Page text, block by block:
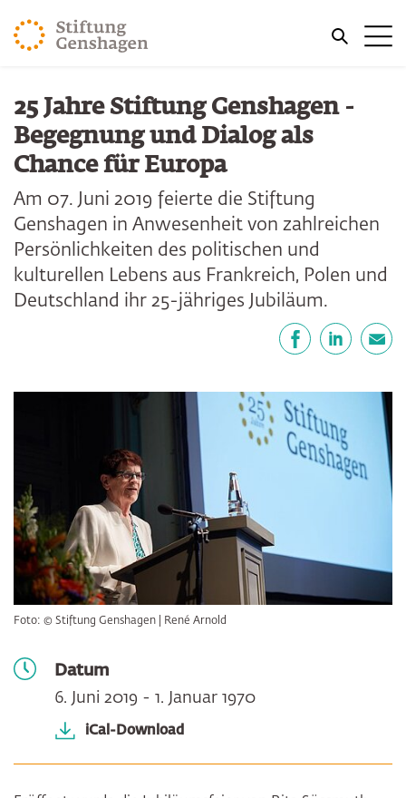
ZUM HAUPTINHALT SPRINGEN
ZUR SUCHE SPRINGEN
25 Jahre Stiftung Genshagen -
Begegnung und Dialog als
Chance für Europa
Am 07. Juni 2019 feierte die Stiftung
Genshagen in Anwesenheit von zahlreichen
Persönlichkeiten des politischen und
kulturellen Lebens aus Frankreich, Polen und
Deutschland ihr 25-jähriges Jubiläum.
Foto: © Stiftung Genshagen | René Arnold
Datum
6. Juni 2019 - 1. Januar 1970
iCal-Download